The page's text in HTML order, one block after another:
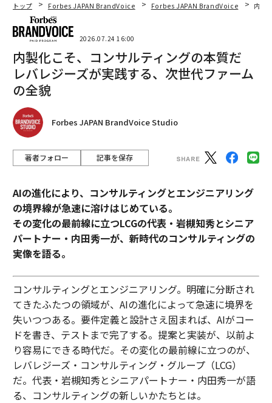
トップ Forbes JAPAN BrandVoice Forbes JAPAN BrandVoice 内製
2026.07.24 16:00
内製化こそ、コンサルティングの本質だ
レバレジーズが実践する、次世代ファーム
の全貌
Forbes JAPAN BrandVoice Studio
著者フォロー 記事を保存
AIの進化により、コンサルティングとエンジニアリング
の境界線が急速に溶けはじめている。
その変化の最前線に立つLCGの代表・岩槻知秀とシニア
パートナー・内田秀一が、新時代のコンサルティングの
実像を語る。
コンサルティングとエンジニアリング。明確に分断され
てきたふたつの領域が、AIの進化によって急速に境界を
失いつつある。要件定義と設計さえ固まれば、AIがコー
ドを書き、テストまで完了する。提案と実装が、以前よ
り容易にできる時代だ。その変化の最前線に立つのが、
レバレジーズ・コンサルティング・グループ（LCG）
だ。代表・岩槻知秀とシニアパートナー・内田秀一が語
る、コンサルティングの新しいかたちとは。